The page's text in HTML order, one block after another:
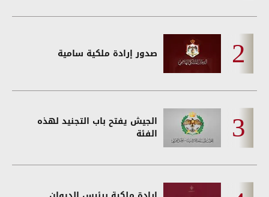
صدور إرادة ملكية سامية
الجيش يفتح باب التجنيد لهذه
الفئة